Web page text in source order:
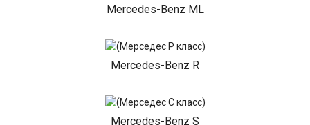
Mercedes-Benz ML
Mercedes-Benz R
Mercedes-Benz S